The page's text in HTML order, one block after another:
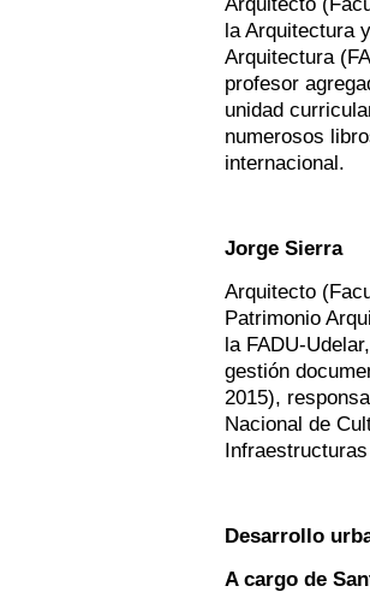
la Arquitectura
Arquitectura
profesor
unidad
numerosos
internacional.
Jorge Sierra
Arquitecto
Patrimonio
la FADU-
gestión
2015),
Nacional de
Desarrollo
A cargo de